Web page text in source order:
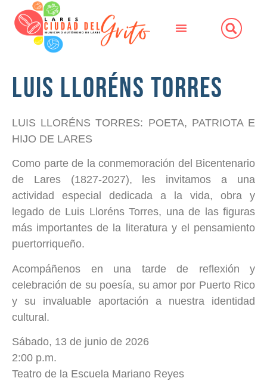
Luis Lloréns Torres
LUIS LLORÉNS TORRES: POETA, PATRIOTA E
HIJO DE LARES
Como parte de la conmemoración del Bicentenario
de Lares (1827-2027), les invitamos a una
actividad especial dedicada a la vida, obra y
legado de Luis Lloréns Torres, una de las figuras
más importantes de la literatura y el pensamiento
puertorriqueño.
Acompáñenos en una tarde de reflexión y
celebración de su poesía, su amor por Puerto Rico
y su invaluable aportación a nuestra identidad
cultural.
Sábado, 13 de junio de 2026
2:00 p.m.
Teatro de la Escuela Mariano Reyes